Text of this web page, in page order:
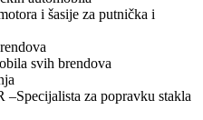
i šasije za putnička i
svih brendova
za popravku stakla